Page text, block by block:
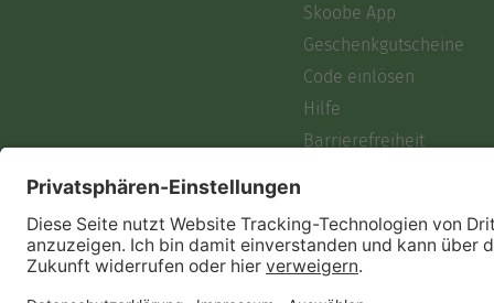
Skoobe App
Geschenkgutscheine
Code einlösen
Hilfe
Barrierefreiheit